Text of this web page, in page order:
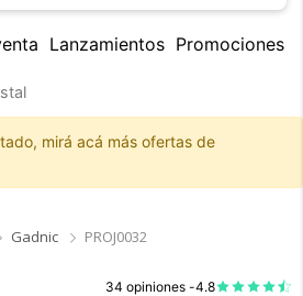
Lanzamientos Promociones
mirá acá más ofertas de
Gadnic PROJ0032
34 opiniones -4.8